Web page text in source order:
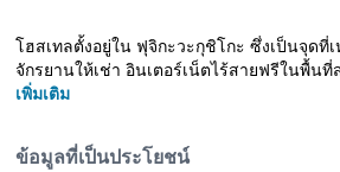
โฮสเทลตั้งอยู่ใน ฟุจิกะวะกุชิโกะ ซึ่งเป็นจุด
จักรยานให้เช่า อินเตอร์เน็ตไร้สายฟรีในพื้นที่
เพิ่มเติม
ข้อมูลที่เป็นประโยชน์